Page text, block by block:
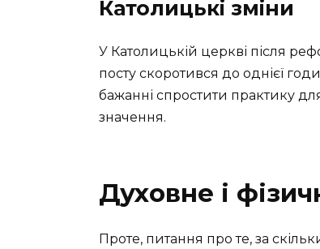
Католицькі зміни
У Католицькій церкві після
посту скоротився до однієї
бажанні спростити практику
значення.
Духовне і
Проте, питання про те, за